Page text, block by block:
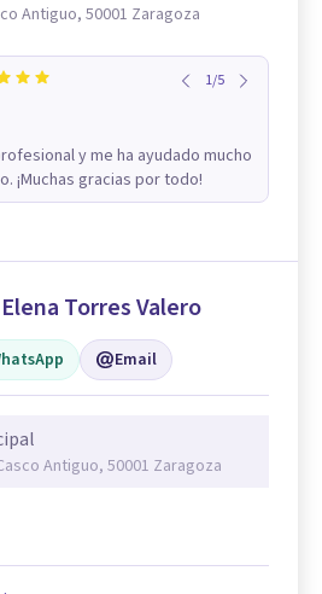
Antiguo, 50001 Zaragoza
1/5
y me ha ayudado mucho
¡Muchas gracias por todo!
Torres Valero
Email
Antiguo, 50001 Zaragoza